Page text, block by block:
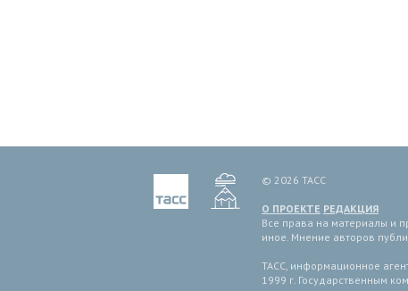
© 2026 ТАСС
О ПРОЕКТЕ РЕДАКЦИЯ
Все права на материалы и
иное. Мнение авторов
ТАСС, информационное
1999 г. Государственным